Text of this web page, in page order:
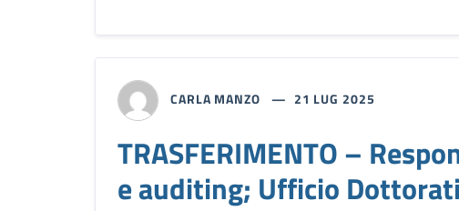
CARLA MANZO 21 LUG 2025
TRASFERIMENTO –
e auditing; Ufficio